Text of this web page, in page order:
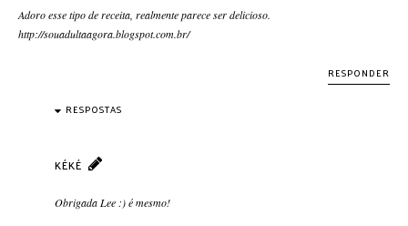
Adoro esse tipo de receita, realmente parece ser delicioso.
http://souadultaagora.blogspot.com.br/
RESPONDER
RESPOSTAS
KÉKÉ
Obrigada Lee :) é mesmo!